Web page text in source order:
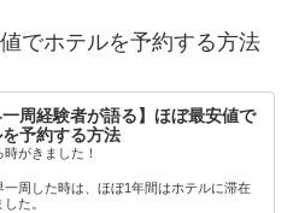
でホテルを予約する方法
一周経験者が語る】ほぼ最安値で
予約する方法
がきました！
一周した時は、ほぼ1年間はホテルに滞在
た。